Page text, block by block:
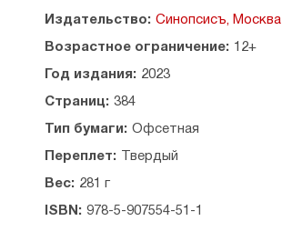
Издательство: Синопсисъ, Москва
Возрастное ограничение: 12+
Год издания: 2023
Страниц: 384
Тип бумаги: Офсетная
Переплет: Твердый
Вес: 281 г
ISBN: 978-5-907554-51-1